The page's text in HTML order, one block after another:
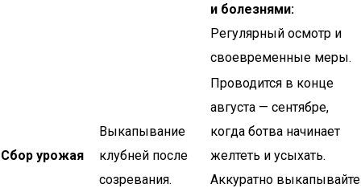
и болезнями:
Регулярный осмотр и
своевременные меры.
Сбор урожая
Выкапывание
клубней после
созревания.
Проводится в конце
августа — сентябре,
когда ботва начинает
желтеть и усыхать.
Аккуратно выкапывайте